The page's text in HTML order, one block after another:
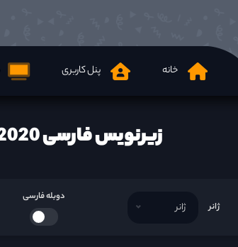
خانه پنل کاربری
زیرنویس فارسی The Penthouse War in Life 2020 ها
ژانر ژانر
دوبله فارسی